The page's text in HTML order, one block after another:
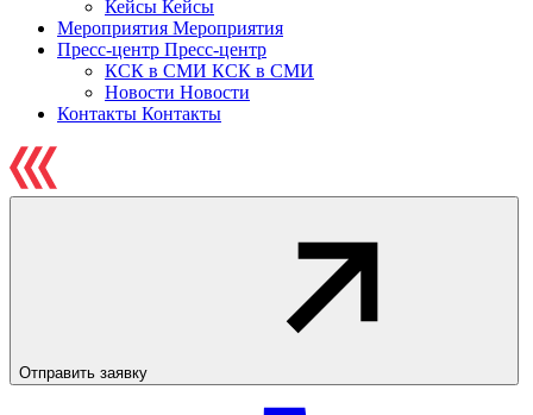
Кейсы Кейсы
Мероприятия Мероприятия
Пресс-центр Пресс-центр
КСК в СМИ КСК в СМИ
Новости Новости
Контакты Контакты
Отправить заявку